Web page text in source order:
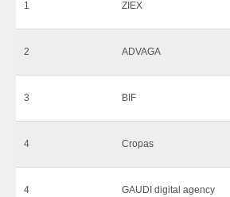
1 ZIEX
2 ADVAGA
3 BIF
4 Cropas
4 GAUDI digital agency